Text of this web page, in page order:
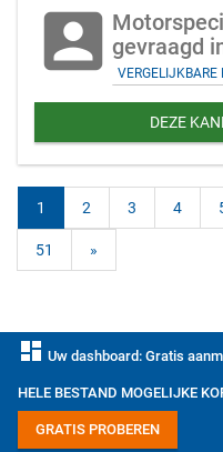
account_box gevraagd
VERGELIJKBARE
DEZE
1 2 3 4
51 »
dashboard Uw dashboard: Gratis
HELE BESTAND MOGELIJKE
GRATIS PROBEREN